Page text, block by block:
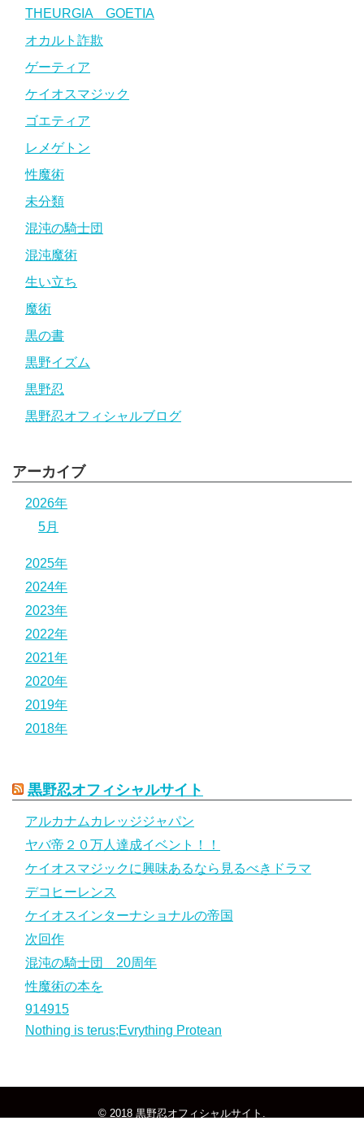
THEURGIA GOETIA
オカルト詐欺
ゲーティア
ケイオスマジック
ゴエティア
レメゲトン
性魔術
未分類
混沌の騎士団
混沌魔術
生い立ち
魔術
黒の書
黒野イズム
黒野忍
黒野忍オフィシャルブログ
アーカイブ
2026年
5月
2025年
2024年
2023年
2022年
2021年
2020年
2019年
2018年
黒野忍オフィシャルサイト
アルカナムカレッジジャパン
ヤバ帝２０万人達成イベント！！
ケイオスマジックに興味あるなら見るべきドラマ
デコヒーレンス
ケイオスインターナショナルの帝国
次回作
混沌の騎士団 20周年
性魔術の本を
914915
Nothing is terus;Evrything Protean
© 2018 黒野忍オフィシャルサイト